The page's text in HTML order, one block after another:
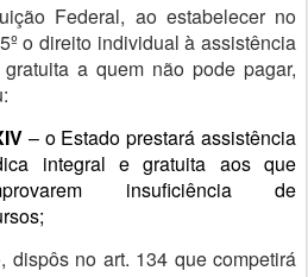
Federal, ao estabelecer no
o direito individual à assistência
a quem não pode pagar,
– o Estado prestará assistência
integral e gratuita aos que
insuficiência de
dispôs no art. 134 que competirá